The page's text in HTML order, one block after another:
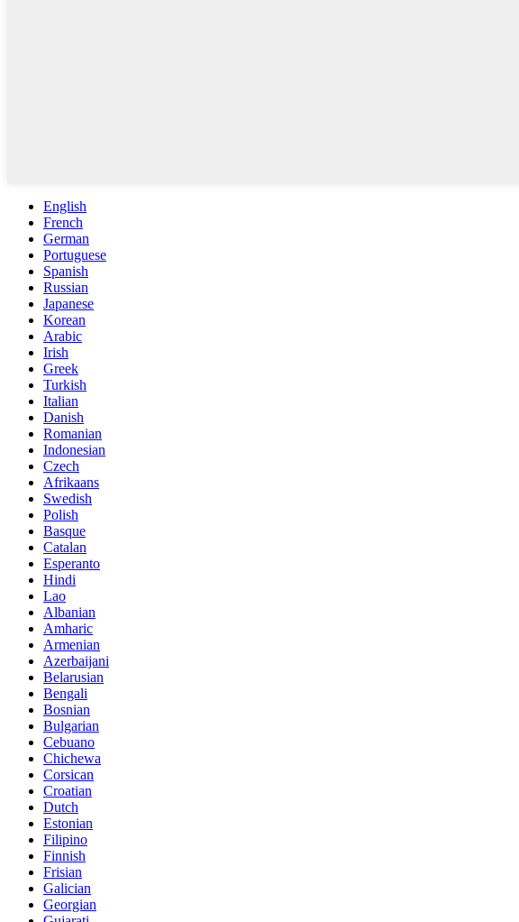
English
French
German
Portuguese
Spanish
Russian
Japanese
Korean
Arabic
Irish
Greek
Turkish
Italian
Danish
Romanian
Indonesian
Czech
Afrikaans
Swedish
Polish
Basque
Catalan
Esperanto
Hindi
Lao
Albanian
Amharic
Armenian
Azerbaijani
Belarusian
Bengali
Bosnian
Bulgarian
Cebuano
Chichewa
Corsican
Croatian
Dutch
Estonian
Filipino
Finnish
Frisian
Galician
Georgian